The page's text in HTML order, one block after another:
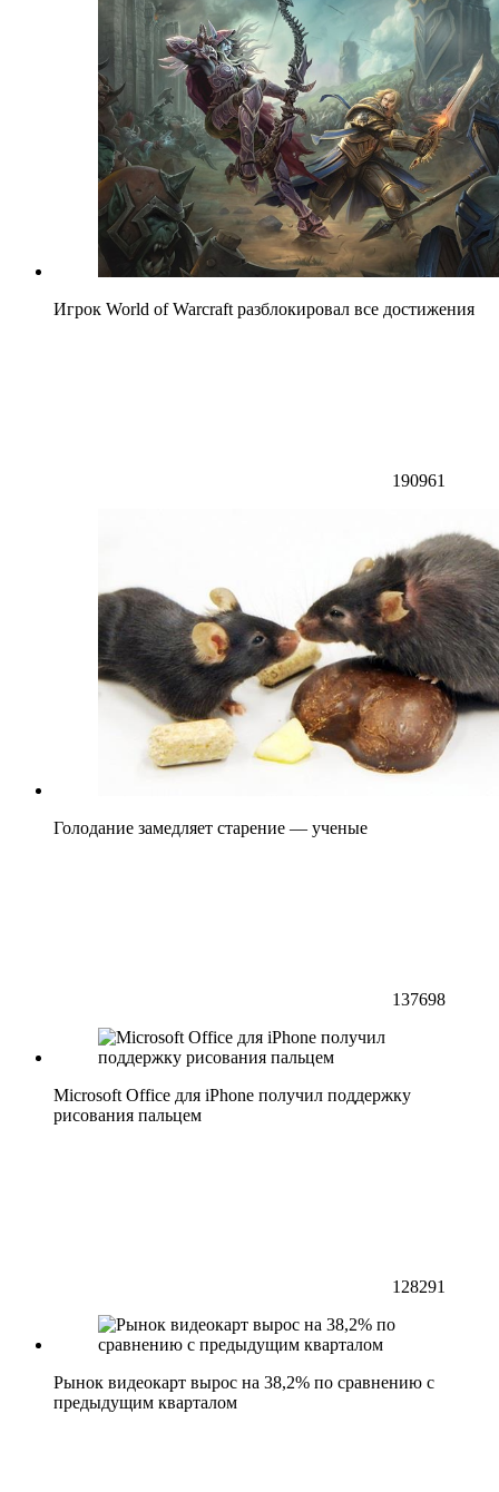
Игрок World of Warcraft разблокировал все достижения
190961
Голодание замедляет старение — ученые
137698
Microsoft Office для iPhone получил поддержку
рисования пальцем
128291
Рынок видеокарт вырос на 38,2% по сравнению с
предыдущим кварталом